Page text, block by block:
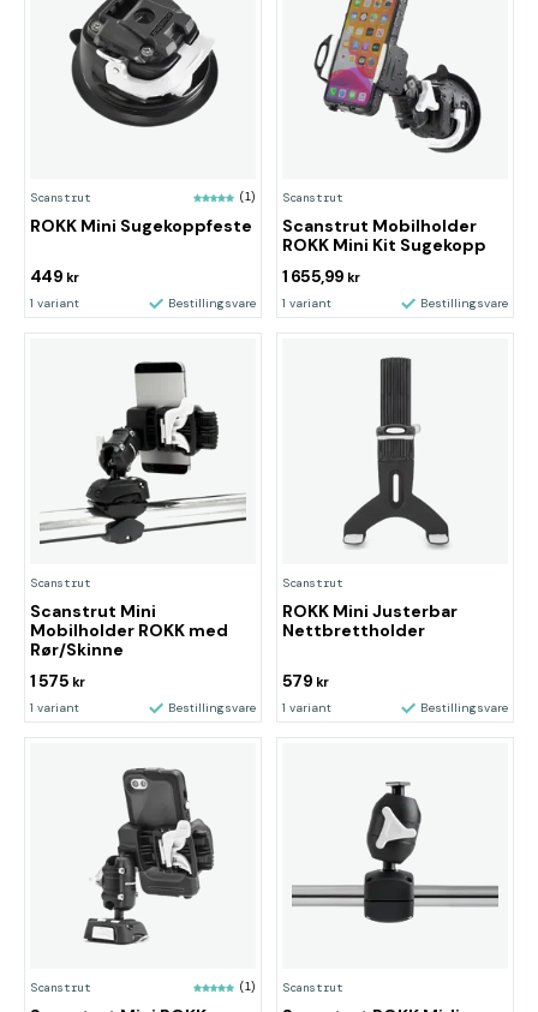
Scanstrut (1)
ROKK Mini Sugekoppfeste
449 kr
1 variant Bestillingsvare
Scanstrut
Scanstrut Mobilholder
ROKK Mini Kit Sugekopp
1 655,99 kr
1 variant Bestillingsvare
Scanstrut
Scanstrut Mini
Mobilholder ROKK med
Rør/Skinne
1 575 kr
1 variant Bestillingsvare
Scanstrut
ROKK Mini Justerbar
Nettbrettholder
579 kr
1 variant Bestillingsvare
Scanstrut (1) Scanstrut